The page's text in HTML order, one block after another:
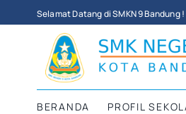
to
Selamat Datang di SMKN 9 Bandung
BERANDA PROFIL